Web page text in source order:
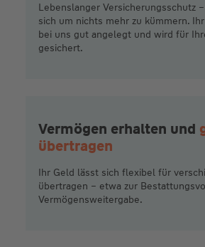
Lebenslanger Versicherungsschutz
sich um nichts mehr zu kümmern.
bei uns gut angelegt und wird für
gesichert.
Vermögen erhalten und
übertragen
Ihr Geld lässt sich flexibel für
übertragen – etwa zur
Vermögensweitergabe.